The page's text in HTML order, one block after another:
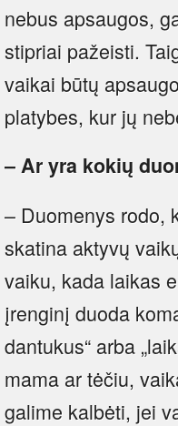
nebus apsaugos,
stipriai pažeisti.
vaikai būtų
platybes, kur jų
– Ar yra kokių
– Duomenys rodo,
skatina aktyvų
vaiku, kada laikas
įrenginį duoda
dantukus“ arba
mama ar tėčiu,
galime kalbėti, jei